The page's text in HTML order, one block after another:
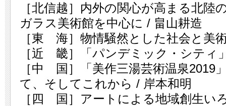
［北信越］内外の関心が高まる北
ガラス美術館を中心に / 畠山耕造
［東 海］物情騒然とした社会と美
［近 畿］「パンデミック・シティ
［中 国］「美作三湯芸術温泉2019
て、そしてこれから / 岸本和明
［四 国］アートによる地域創生い